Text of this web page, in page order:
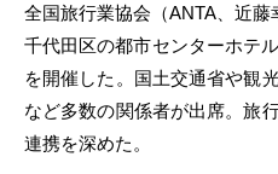
全国旅行業協会（ANTA、近
千代田区の都市センターホテ
を開催した。国土交通省や観
など多数の関係者が出席。旅
連携を深めた。